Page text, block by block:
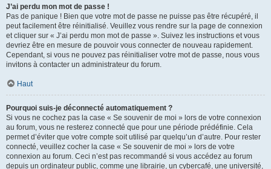
J’ai perdu mon mot de passe !
Pas de panique ! Bien que votre mot de passe ne puisse pas être récupéré, il
peut facilement être réinitialisé. Veuillez vous rendre sur la page de connexion
et cliquer sur « J’ai perdu mon mot de passe ». Suivez les instructions et vous
devriez être en mesure de pouvoir vous connecter de nouveau rapidement.
Cependant, si vous ne pouvez pas réinitialiser votre mot de passe, nous vous
invitons à contacter un administrateur du forum.
Haut
Pourquoi suis-je déconnecté automatiquement ?
Si vous ne cochez pas la case « Se souvenir de moi » lors de votre connexion
au forum, vous ne resterez connecté que pour une période prédéfinie. Cela
permet d’éviter que votre compte soit utilisé par quelqu’un d’autre. Pour rester
connecté, veuillez cocher la case « Se souvenir de moi » lors de votre
connexion au forum. Ceci n’est pas recommandé si vous accédez au forum
depuis un ordinateur public, comme une librairie, un cybercafé, une université,